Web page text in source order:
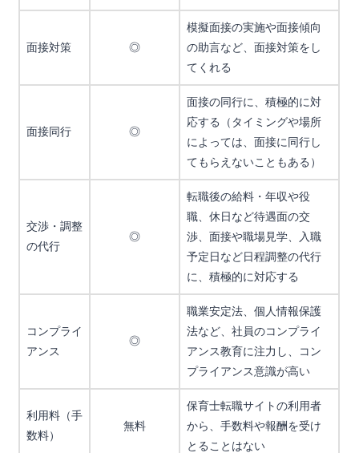
面接対策 ◎
模擬面接の実施や面接傾向
の助言など、面接対策をし
てくれる
面接同行 ◎
面接の同行に、積極的に対
応する（タイミングや場所
によっては、面接に同行し
てもらえないこともある）
交渉・調整
の代行
◎
転職後の給料・年収や役
職、休日など待遇面の交
渉、面接や職場見学、入職
予定日など日程調整の代行
に、積極的に対応する
コンプライ
アンス
◎
職業安定法、個人情報保護
法など、社員のコンプライ
アンス教育に注力し、コン
プライアンス意識が高い
利用料（手
数料）
無料
保育士転職サイトの利用者
から、手数料や報酬を受け
とることはない